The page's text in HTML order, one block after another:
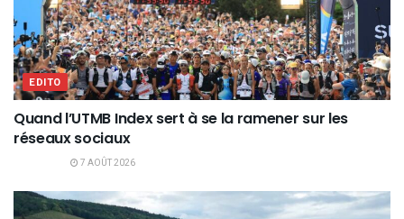
EDITO
Quand l’UTMB Index sert à se la ramener sur les
réseaux sociaux
7 AOÛT 2026